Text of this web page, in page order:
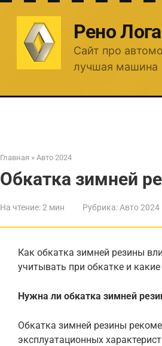
Рено
Сайт про
лучшая машина
Главная » Авто 2024
Обкатка зимней
На чтение:2 мин Рубрика: Авто 2024
Как обкатка зимней резины
учитывать при обкатке и
Нужна ли обкатка зимней
Обкатка зимней резины
эксплуатационных